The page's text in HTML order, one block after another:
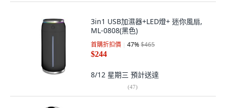
3in1 USB加濕器+LED燈+ 迷你風扇,
ML-0808(黑色)
首購折扣價 47%$465
$244
8/12 星期三 預計送達
(47)